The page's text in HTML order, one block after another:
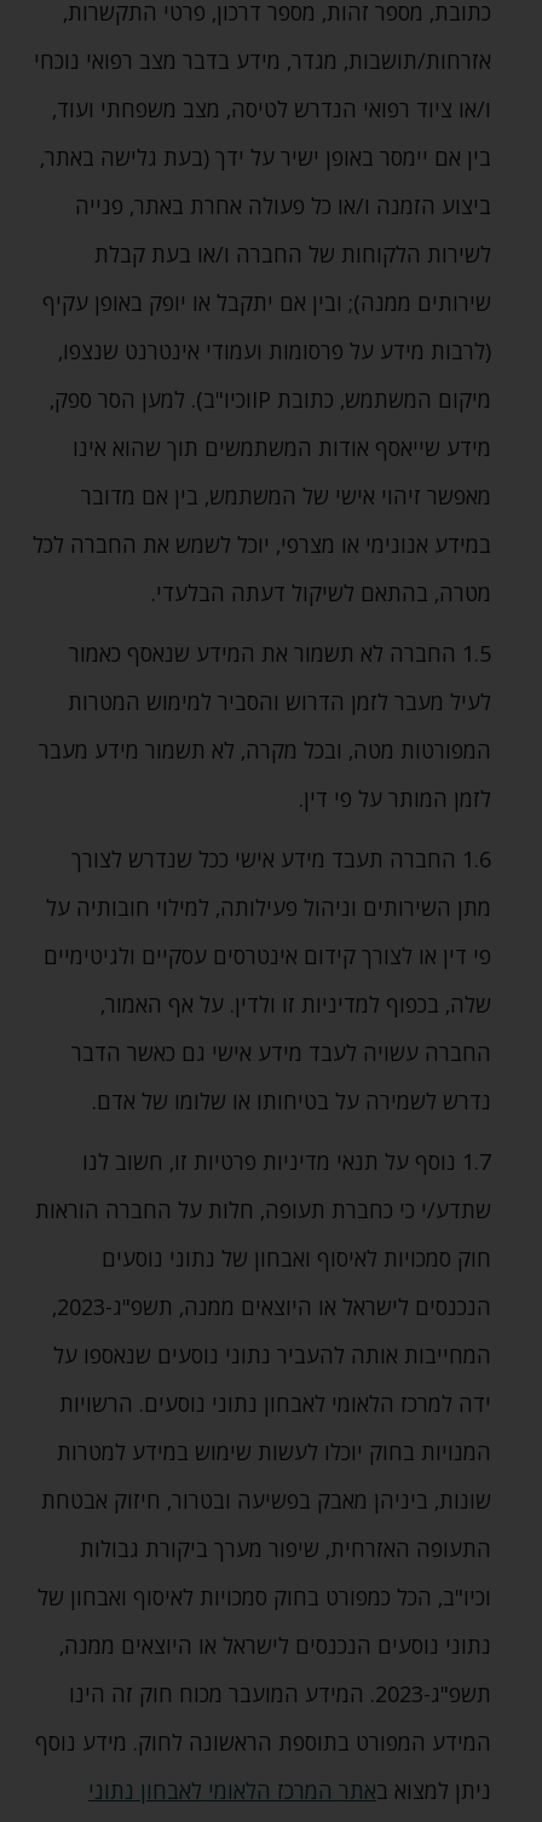
כתובת‚ מספר זהות‚ מספר דרכון‚ פרטי התקשרות‚
אזרחות/תושבות‚ מגדר‚ מידע בדבר מצב רפואי נוכחי
ו/או ציוד רפואי הנדרש לטיסה‚ מצב משפחתי ועוד‚
בין אם יימסר באופן ישיר על ידך (בעת גלישה באתר‚
ביצוע הזמנה ו/או כל פעולה אחרת באתר‚ פנייה
לשירות הלקוחות של החברה ו/או בעת קבלת
שירותים ממנה); ובין אם יתקבל או יופק באופן עקיף
(לרבות מידע על פרסומות ועמודי אינטרנט שנצפו‚
מיקום המשתמש‚ כתובת IPוכיו"ב). למען הסר ספק‚
מידע שייאסף אודות המשתמשים תוך שהוא אינו
מאפשר זיהוי אישי של המשתמש‚ בין אם מדובר
במידע אנונימי או מצרפי‚ יוכל לשמש את החברה לכל
מטרה‚ בהתאם לשיקול דעתה הבלעדי.
1.5 החברה לא תשמור את המידע שנאסף כאמור
לעיל מעבר לזמן הדרוש והסביר למימוש המטרות
המפורטות מטה‚ ובכל מקרה‚ לא תשמור מידע מעבר
לזמן המותר על פי דין.
1.6 החברה תעבד מידע אישי ככל שנדרש לצורך
מתן השירותים וניהול פעילותה‚ למילוי חובותיה על
פי דין או לצורך קידום אינטרסים עסקיים ולגיטימיים
שלה‚ בכפוף למדיניות זו ולדין. על אף האמור‚
החברה עשויה לעבד מידע אישי גם כאשר הדבר
נדרש לשמירה על בטיחותו או שלומו של אדם.
1.7 נוסף על תנאי מדיניות פרטיות זו‚ חשוב לנו
שתדע/י כי כחברת תעופה‚ חלות על החברה הוראות
חוק סמכויות לאיסוף ואבחון של נתוני נוסעים
הנכנסים לישראל או היוצאים ממנה‚ תשפ"ג-2023‚
המחייבות אותה להעביר נתוני נוסעים שנאספו על
ידה למרכז הלאומי לאבחון נתוני נוסעים. הרשויות
המנויות בחוק יוכלו לעשות שימוש במידע למטרות
שונות‚ ביניהן מאבק בפשיעה ובטרור‚ חיזוק אבטחת
התעופה האזרחית‚ שיפור מערך ביקורת גבולות
וכיו"ב‚ הכל כמפורט בחוק סמכויות לאיסוף ואבחון של
נתוני נוסעים הנכנסים לישראל או היוצאים ממנה‚
תשפ"ג-2023. המידע המועבר מכוח חוק זה הינו
המידע המפורט בתוספת הראשונה לחוק. מידע נוסף
ניתן למצוא באתר המרכז הלאומי לאבחון נתוני